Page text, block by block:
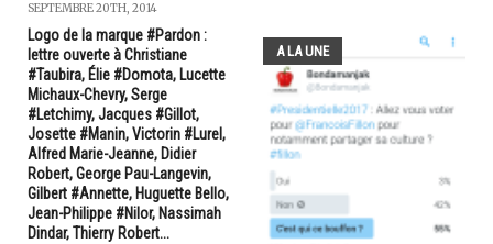
SEPTEMBRE 20TH, 2014
Logo de la marque #Pardon :
lettre ouverte à Christiane
#Taubira, Élie #Domota, Lucette
Michaux-Chevry, Serge
#Letchimy, Jacques #Gillot,
Josette #Manin, Victorin #Lurel,
Alfred Marie-Jeanne, Didier
Robert, George Pau-Langevin,
Gilbert #Annette, Huguette Bello,
Jean-Philippe #Nilor, Nassimah
Dindar, Thierry Robert...
A LA UNE